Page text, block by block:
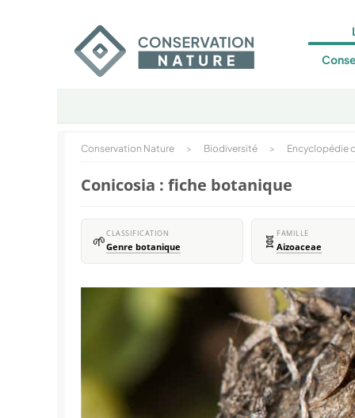
Conservation Nature > Biodiversité > Encyclopédie
Conicosia : fiche botanique
🌱CLASSIFICATION
Genre botanique 🧬 FAMILLE
Aizoaceae